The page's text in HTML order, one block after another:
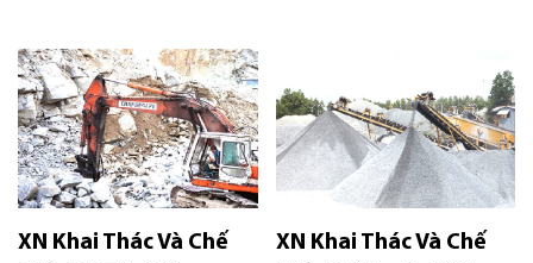
XN Khai Thác Và Chế
XN Khai Thác Và Chế